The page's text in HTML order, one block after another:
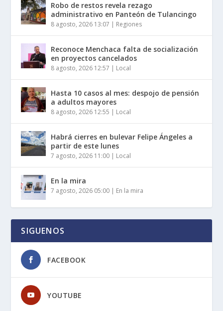
Robo de restos revela rezago
administrativo en Panteón de Tulancingo
8 agosto, 2026 13:07 | Regiones
Reconoce Menchaca falta de socialización
en proyectos cancelados
8 agosto, 2026 12:57 | Local
Hasta 10 casos al mes: despojo de pensión
a adultos mayores
8 agosto, 2026 12:55 | Local
Habrá cierres en bulevar Felipe Ángeles a
partir de este lunes
7 agosto, 2026 11:00 | Local
En la mira
7 agosto, 2026 05:00 | En la mira
SIGUENOS
FACEBOOK
YOUTUBE